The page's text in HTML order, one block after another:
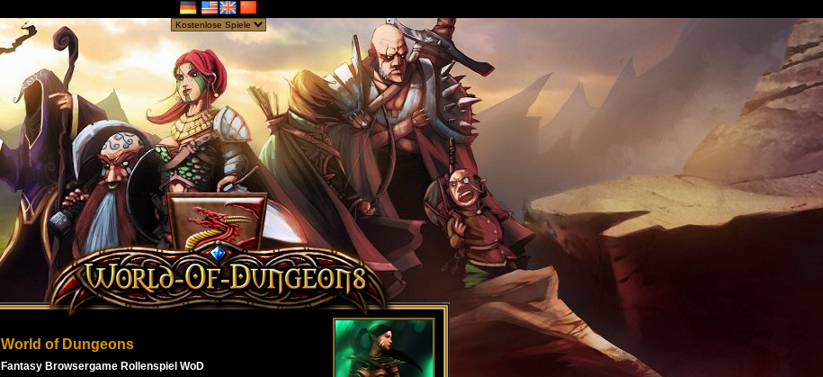
World of Dungeons
Fantasy Browsergame Rollenspiel WoD